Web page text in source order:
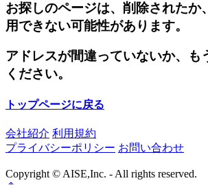
お探しのページは、削除されたか
用できない可能性があります。
アドレスが間違っていないか、も
ください。
トップページに戻る
会社紹介 利用規約
プライバシーポリシー お問い合わせ
Copyright © AISE,Inc. - All rights reserved.